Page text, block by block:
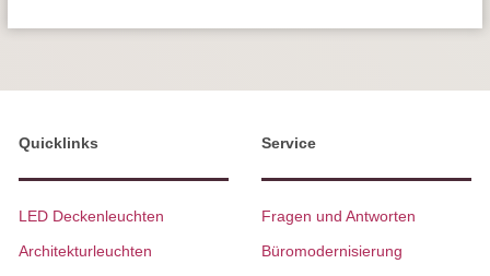
Quicklinks
LED Deckenleuchten
Architekturleuchten
Service
Fragen und Antworten
Büromodernisierung